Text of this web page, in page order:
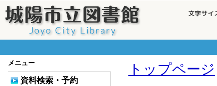
トップページ
メニュー
資料検索・予約